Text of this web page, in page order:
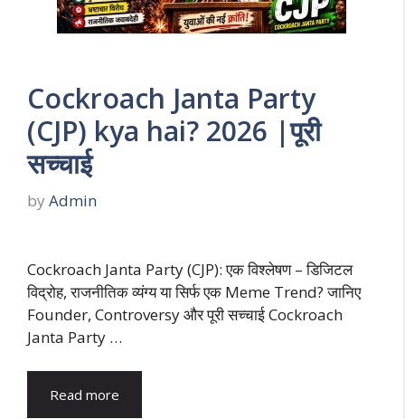
Cockroach Janta Party
(CJP) kya hai? 2026 |पूरी
सच्चाई
by Admin
Cockroach Janta Party (CJP): एक विश्लेषण – डिजिटल
विद्रोह, राजनीतिक व्यंग्य या सिर्फ एक Meme Trend? जानिए
Founder, Controversy और पूरी सच्चाई Cockroach
Janta Party …
Read more